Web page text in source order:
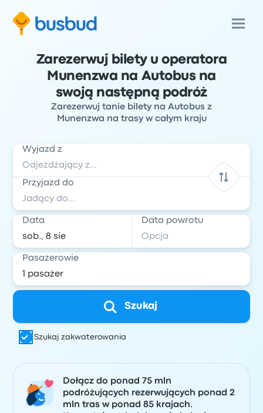
Zarezerwuj bilety u operatora
Munenzwa na Autobus na
swoją następną podróż
Zarezerwuj tanie bilety na Autobus z
Munenzwa na trasy w całym kraju
Wyjazd z
Przyjazd do
Data Data powrotu
Pasażerowie
Szukaj
Szukaj zakwaterowania
Dołącz do ponad 75 mln
podróżujących rezerwujących ponad 2
mln tras w ponad 85 krajach.